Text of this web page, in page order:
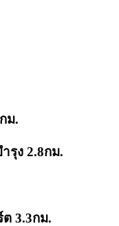
ม.
รุง 2.8กม.
3.3กม.